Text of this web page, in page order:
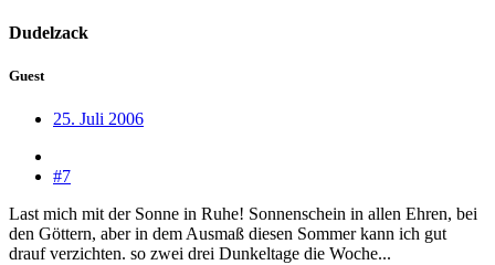
Dudelzack
Guest
25. Juli 2006
#7
Last mich mit der Sonne in Ruhe! Sonnenschein in allen Ehren, bei
den Göttern, aber in dem Ausmaß diesen Sommer kann ich gut
drauf verzichten. so zwei drei Dunkeltage die Woche...